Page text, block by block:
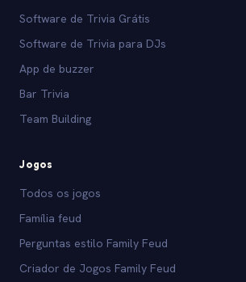
Software de Trivia Grátis
Software de Trivia para DJs
App de buzzer
Bar Trivia
Team Building
Jogos
Todos os jogos
Família feud
Perguntas estilo Family Feud
Criador de Jogos Family Feud